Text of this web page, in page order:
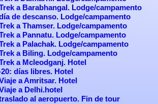
a Barabhangal. Lodge/campamento
de descanso. Lodge/campamento
a Thamser. Lodge/campamento
a Pannatu. Lodge/campamento
a Palachak. Lodge/campamento
a Biling. Lodge/campamento
a Mcleodganj. Hotel
días libres. Hotel
a Amritsar. Hotel
a Delhi.hotel
al aeropuerto. Fin de tour